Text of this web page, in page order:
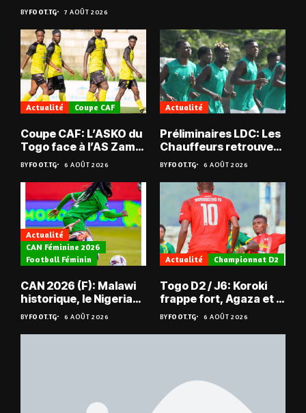
BYFOOT.TG 7 AOÛT 2026
Actualité Coupe CAF
Coupe CAF: L’ASKO du
Togo face à l’AS Zam
du Niger
BYFOOT.TG 6 AOÛT 2026
Actualité
Préliminaires LDC: Les
Chauffeurs retrouvent
les Mimos
BYFOOT.TG 6 AOÛT 2026
Actualité
CAN Féminine 2026
Football Féminin
CAN 2026 (F): Malawi
historique, le Nigeria
sauvé, la Zambie
éliminée
BYFOOT.TG 6 AOÛT 2026
Actualité Championnat D2
Togo D2 / J6: Koroki
frappe fort, Agaza et la
JCA assurent,
suspense avant Sara
FC – Doumbé FC
BYFOOT.TG 6 AOÛT 2026